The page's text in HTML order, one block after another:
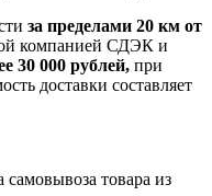
за пределами 20 км от
компанией СДЭК и
30 000 рублей, при
доставки составляет
товара из